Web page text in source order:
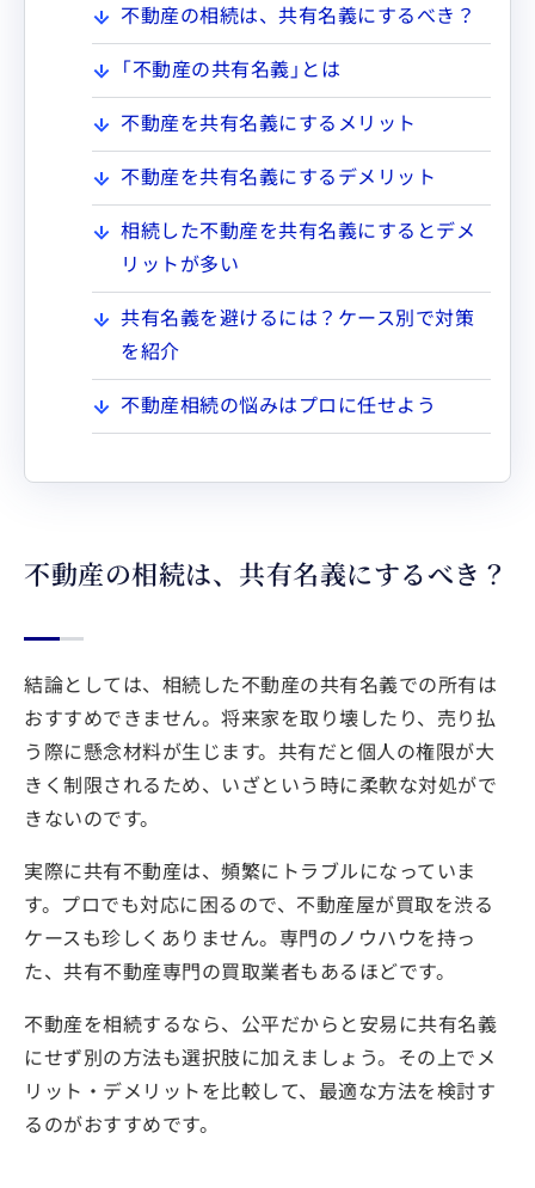
不動産の相続は、共有名義にするべき？
「不動産の共有名義」とは
不動産を共有名義にするメリット
不動産を共有名義にするデメリット
相続した不動産を共有名義にするとデメ
リットが多い
共有名義を避けるには？ケース別で対策
を紹介
不動産相続の悩みはプロに任せよう
不動産の相続は、共有名義にするべき？
結論としては、相続した不動産の共有名義での所有は
おすすめできません。将来家を取り壊したり、売り払
う際に懸念材料が生じます。共有だと個人の権限が大
きく制限されるため、いざという時に柔軟な対処がで
きないのです。
実際に共有不動産は、頻繁にトラブルになっていま
す。プロでも対応に困るので、不動産屋が買取を渋る
ケースも珍しくありません。専門のノウハウを持っ
た、共有不動産専門の買取業者もあるほどです。
不動産を相続するなら、公平だからと安易に共有名義
にせず別の方法も選択肢に加えましょう。その上でメ
リット・デメリットを比較して、最適な方法を検討す
るのがおすすめです。